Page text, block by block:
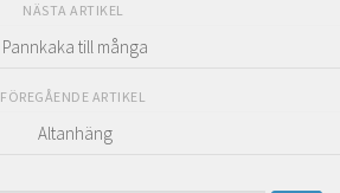
NÄSTA ARTIKEL
Pannkaka till många
FÖREGÅENDE ARTIKEL
Altanhäng